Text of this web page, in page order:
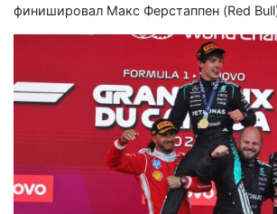
финишировал Макс Ферстаппен (Red